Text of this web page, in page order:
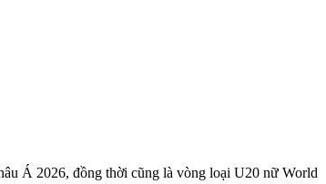
Á 2026, đồng thời cũng là vòng loại U20 nữ World